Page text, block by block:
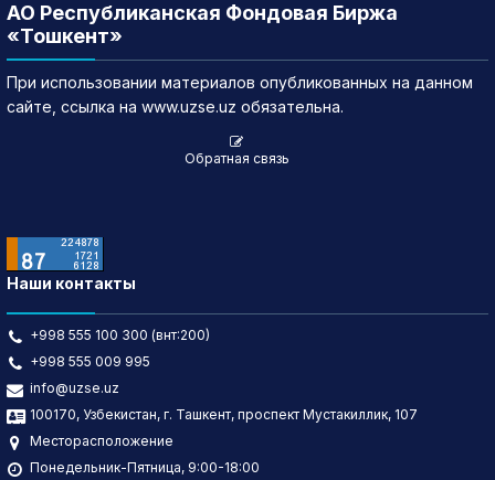
АО Республиканская Фондовая Биржа
«Тошкент»
При использовании материалов опубликованных на данном
сайте, ссылка на www.uzse.uz обязательна.
Обратная связь
Наши контакты
+998 555 100 300 (внт:200)
+998 555 009 995
info@uzse.uz
100170, Узбекистан, г. Ташкент, проспект Мустакиллик, 107
Месторасположение
Понедельник-Пятница, 9:00-18:00